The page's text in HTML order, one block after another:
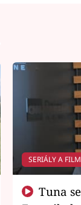
SERIÁLY A